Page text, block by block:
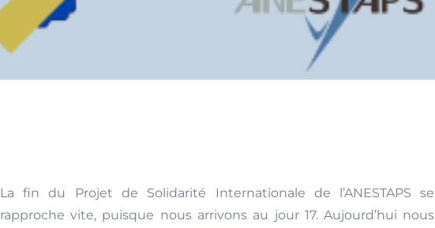
La fin du Projet de Solidarité Internationale de l’ANESTAPS se
rapproche vite, puisque nous arrivons au jour 17. Aujourd’hui nous